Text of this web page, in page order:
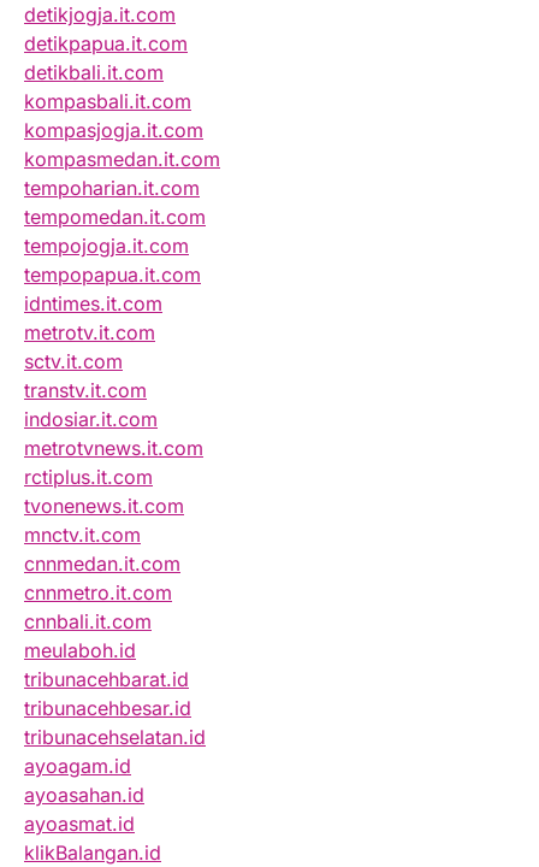
detikjogja.it.com
detikpapua.it.com
detikbali.it.com
kompasbali.it.com
kompasjogja.it.com
kompasmedan.it.com
tempoharian.it.com
tempomedan.it.com
tempojogja.it.com
tempopapua.it.com
idntimes.it.com
metrotv.it.com
sctv.it.com
transtv.it.com
indosiar.it.com
metrotvnews.it.com
rctiplus.it.com
tvonenews.it.com
mnctv.it.com
cnnmedan.it.com
cnnmetro.it.com
cnnbali.it.com
meulaboh.id
tribunacehbarat.id
tribunacehbesar.id
tribunacehselatan.id
ayoagam.id
ayoasahan.id
ayoasmat.id
klikBalangan.id